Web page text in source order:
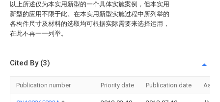
以上所述仅为本实用新型的一个具体实施案例，但本实用
新型的应用不限于此。在本实用新型实施过程中所列举的
各构件尺寸及材料的选取均可根据实际需要来选择运用，
在此不再一一列举。
Cited By (3)
Publication number Priority date Publication date